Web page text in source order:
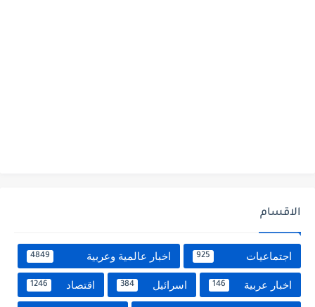
الاقسام
اجتماعيات 925 اخبار عالمية وعربية 4849
اخبار عربية 146 اسرائيل 384 اقتصاد 1246